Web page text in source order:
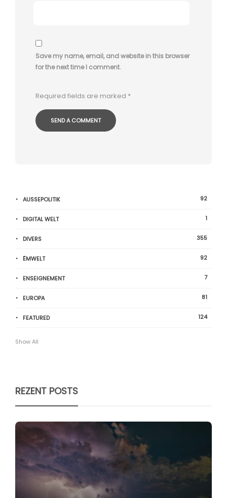
Save my name, email, and website in this browser
for the next time I comment.
Required fields are marked *
AUSSEPOLITIK 92
DIGITAL WELT 1
DIVERS 355
ËMWELT 92
ENSEIGNEMENT 7
EUROPA 81
FEATURED 124
Show All
REZENT POSTS